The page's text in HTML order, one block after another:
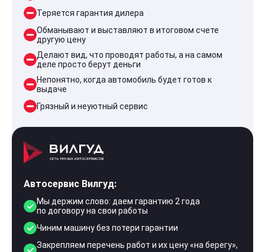
Теряется гарантия дилера
Обманывают и выставляют в итоговом счете
другую цену
Делают вид, что проводят работы, а на самом
деле просто берут деньги
Непонятно, когда автомобиль будет готов к
выдаче
Грязный и неуютный сервис
Автосервис Вилгуд:
Мы держим слово: даем гарантию 2 года
по договору на свои работы
Чиним машину без потери гарантии
Закрепляем перечень работ и их цену «на берегу»,